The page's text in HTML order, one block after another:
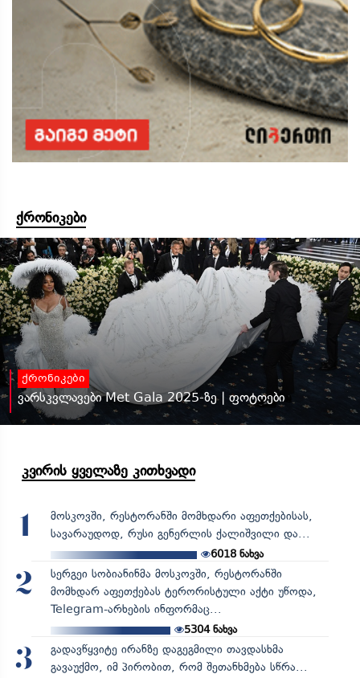
ქრონიკები
ქრონიკები
ვარსკვლავები Met Gala 2025-ზე | ფოტოები
კვირის ყველაზე კითხვადი
1
მოსკოვში, რესტორანში მომხდარი აფეთქებისას,
სავარაუდოდ, რუსი გენერლის ქალიშვილი და...
6018 ნახვა
2
სერგეი სობიანინმა მოსკოვში, რესტორანში
მომხდარ აფეთქებას ტერორისტული აქტი უწოდა,
Telegram-არხების ინფორმაც...
5304ნახვა
3
გადავწყვიტე ირანზე დაგეგმილი თავდასხმა
გავაუქმო, იმ პირობით, რომ შეთანხმება სწრა...